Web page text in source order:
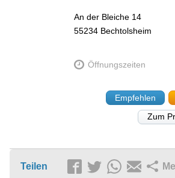
An der Bleiche 14
55234 Bechtolsheim
Öffnungszeiten
Empfehlen
Zum
Teilen